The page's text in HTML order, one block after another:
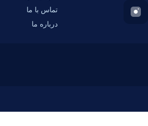
تماس با ما
درباره ما